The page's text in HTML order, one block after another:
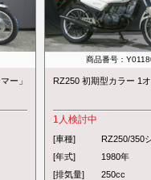
ー」
商品番号：
RZ250 初期型カラー 1
1 人検討中
[車種]
RZ250/350
[年式]
1980年
[排気量]
250cc